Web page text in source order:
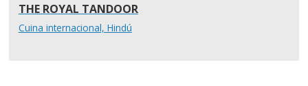
THE ROYAL TANDOOR
Cuina internacional, Hindú